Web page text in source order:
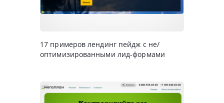
17 примеров лендинг пейдж с не/
оптимизированными лид-формами